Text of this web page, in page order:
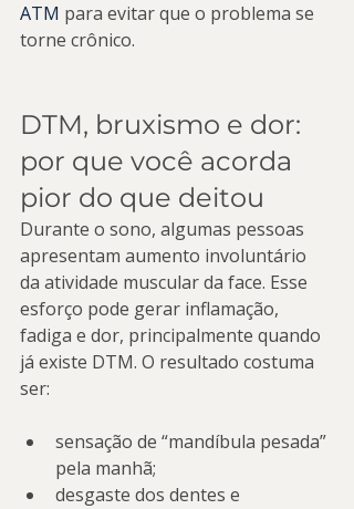
ATM para evitar que o problema se
torne crônico.
DTM, bruxismo e dor:
por que você acorda
pior do que deitou
Durante o sono, algumas pessoas
apresentam aumento involuntário
da atividade muscular da face. Esse
esforço pode gerar inflamação,
fadiga e dor, principalmente quando
já existe DTM. O resultado costuma
ser:
sensação de “mandíbula pesada”
pela manhã;
desgaste dos dentes e